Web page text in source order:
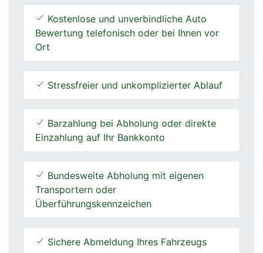
Kostenlose und unverbindliche Auto
Bewertung telefonisch oder bei Ihnen vor
Ort
Stressfreier und unkomplizierter Ablauf
Barzahlung bei Abholung oder direkte
Einzahlung auf Ihr Bankkonto
Bundesweite Abholung mit eigenen
Transportern oder
Überführungskennzeichen
Sichere Abmeldung Ihres Fahrzeugs